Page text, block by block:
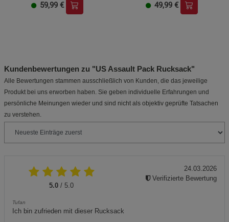
59,99 € 49,99 €
Kundenbewertungen zu "US Assault Pack Rucksack"
Alle Bewertungen stammen ausschließlich von Kunden, die das jeweilige
Produkt bei uns erworben haben. Sie geben individuelle Erfahrungen und
persönliche Meinungen wieder und sind nicht als objektiv geprüfte Tatsachen
zu verstehen.
5.0 / 5.0
Tufan
Ich bin zufrieden mit dieser Rucksack
24.03.2026
Verifizierte Bewertung